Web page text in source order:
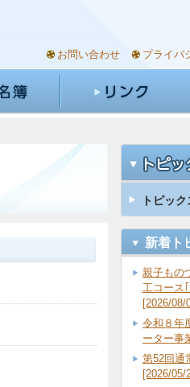
お問い合わせ プライバ
トピッ
新着ト
親子もの
工コース
[2026/08/
令和８
ーター事
第52回通
[2026/05/